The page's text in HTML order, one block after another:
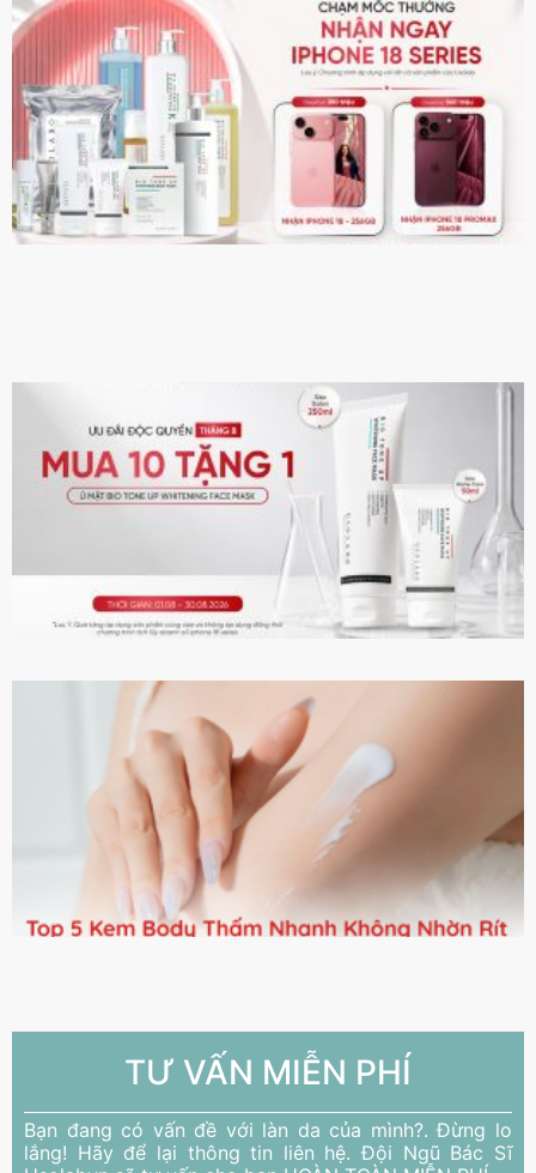
TƯ VẤN MIỄN PHÍ
Bạn đang có vấn đề với làn da của mình?. Đừng lo
lắng! Hãy để lại thông tin liên hệ. Đội Ngũ Bác Sĩ